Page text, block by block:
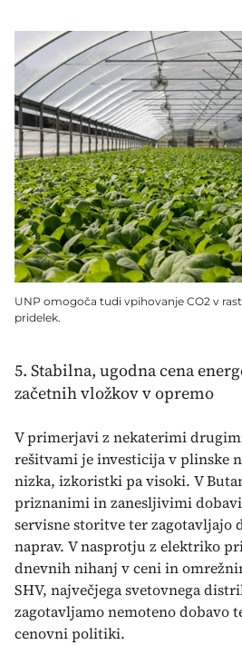
UNP omogoča tudi vpihovanje CO2 v
pridelek.
5. Stabilna, ugodna cena
začetnih vložkov v opremo
V primerjavi z nekaterimi
rešitvami je investicija v plinske
nizka, izkoristki pa visoki. V
priznanimi in zanesljivimi
servisne storitve ter zagotavljajo
naprav. V nasprotju z elektriko
dnevnih nihanj v ceni in
SHV, največjega svetovnega
zagotavljamo nemoteno dobavo
cenovni politiki.